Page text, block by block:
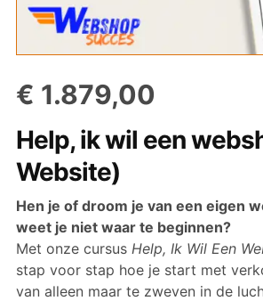
€ 1.879,00
Help, ik wil een
Website)
Hen je of droom je van een eigen
weet je niet waar te beginnen?
Met onze cursus Help, Ik Wil Een
stap voor stap hoe je start met
van alleen maar te zweven in de